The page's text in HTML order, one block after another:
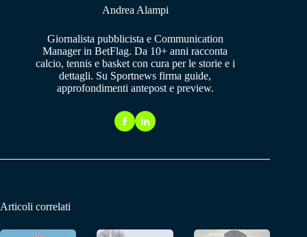
Andrea Alampi
Giornalista pubblicista e Communication
Manager in BetFlag. Da 10+ anni racconta
calcio, tennis e basket con cura per le storie e i
dettagli. Su Sportnews firma guide,
approfondimenti antepost e preview.
Articoli correlati